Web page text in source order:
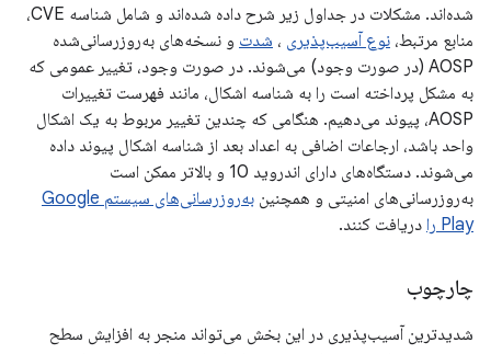
شده‌اند. مشکلات در جداول زیر شرح داده شده‌اند و شامل شناسه CVE،
منابع مرتبط، نوع آسیب‌پذیری ، شدت و نسخه‌های به‌روزرسانی‌شده
AOSP (در صورت وجود) می‌شوند. در صورت وجود، تغییر عمومی که
به مشکل پرداخته است را به شناسه اشکال، مانند فهرست تغییرات
AOSP، پیوند می‌دهیم. هنگامی که چندین تغییر مربوط به یک اشکال
واحد باشد، ارجاعات اضافی به اعداد بعد از شناسه اشکال پیوند داده
می‌شوند. دستگاه‌های دارای اندروید 10 و بالاتر ممکن است
به‌روزرسانی‌های امنیتی و همچنین
به‌روزرسانی‌های سیستم Google
Play را
دریافت کنند.
چارچوب
شدیدترین آسیب‌پذیری در این بخش می‌تواند منجر به افزایش سطح